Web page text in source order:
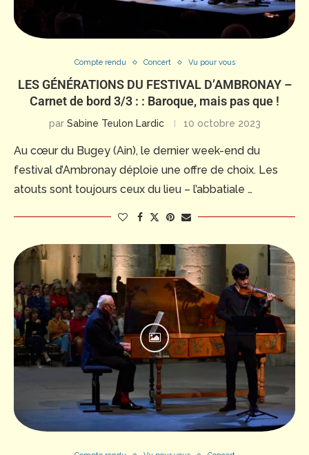
Compte rendu Concert Vu pour vous
LES GÉNÉRATIONS DU FESTIVAL D’AMBRONAY –
Carnet de bord 3/3 : : Baroque, mais pas que !
par Sabine Teulon Lardic 10 octobre 2023
Au cœur du Bugey (Ain), le dernier week-end du
festival d’Ambronay déploie une offre de choix. Les
atouts sont toujours ceux du lieu – l’abbatiale …